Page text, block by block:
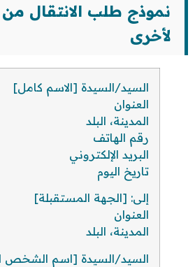
نموذج طلب الانتقال
لأخرى
السيد/السيدة [الاسم كامل]
العنوان
المدينة، البلد
رقم الهاتف
البريد الإلكتروني
تاريخ اليوم
إلى: [الجهة المستقبلة]
العنوان
المدينة، البلد
السيد/السيدة [اسم الشخص